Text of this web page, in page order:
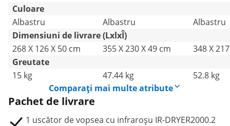
Culoare
Albastru
Albastru
Albastru
Dimensiuni de livrare (LxlxÎ)
268 X 126 X 50 cm
355 X 230 X 49 cm
348 X
Greutate
15 kg
47.44 kg
52.8 kg
Comparați mai multe atribute
Pachet de livrare
1 uscător de vopsea cu infraroșu IR-DRYER2000.2